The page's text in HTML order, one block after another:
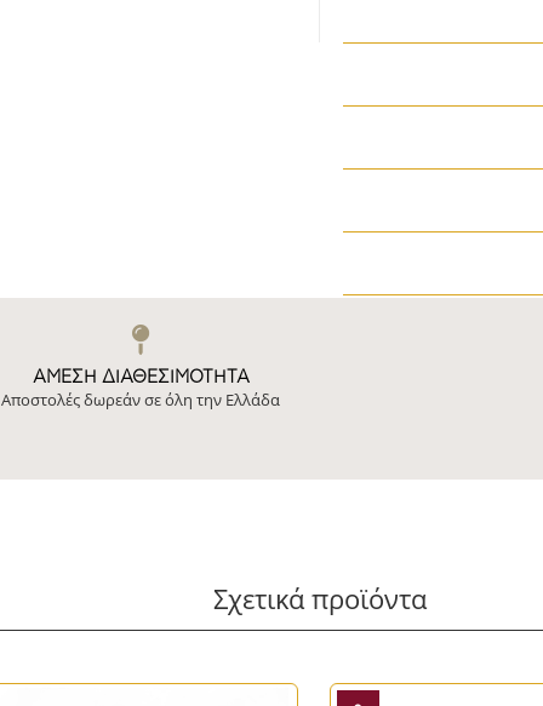
ΆΜΕΣΗ ΔΙΑΘΕΣΙΜΌΤΗΤΑ
Αποστολές δωρεάν σε όλη την Ελλάδα
Σχετικά προϊόντα